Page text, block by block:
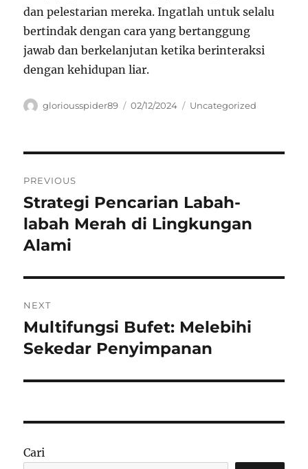
dan pelestarian mereka. Ingatlah untuk selalu
bertindak dengan cara yang bertanggung
jawab dan berkelanjutan ketika berinteraksi
dengan kehidupan liar.
Author
gloriousspider89
Posted
02/12/2024 Categories
Uncategorized
pos
PREVIOUS
Previous
post:
Strategi Pencarian Labah-
labah Merah di Lingkungan
Alami
NEXT
Next
post:
Multifungsi Bufet: Melebihi
Sekedar Penyimpanan
Cari